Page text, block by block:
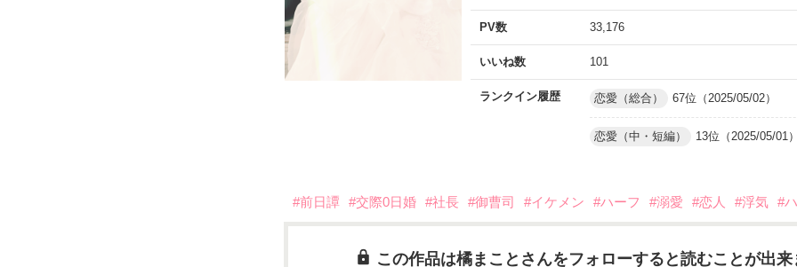
PV数 33,176
いいね数 101
ランクイン履歴 恋愛（総合） 67位（2025/05/02）
恋愛（中・短編） 13位（2025/05/01
#前日譚 #交際0日婚 #社長 #御曹司 #イケメン #ハーフ #溺愛 #恋人 #浮気 #
この作品は橘まことさんをフォローすると読むことが出来